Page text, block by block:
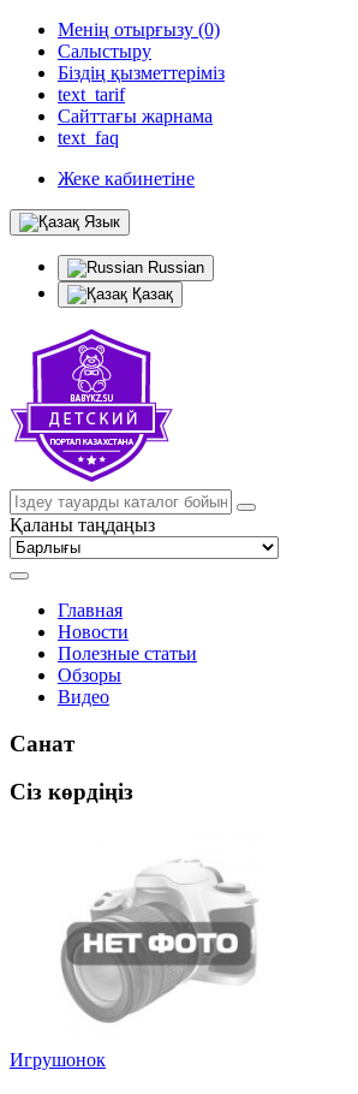
Менің отырғызу (0)
Салыстыру
Біздің қызметтеріміз
text_tarif
Сайттағы жарнама
text_faq
Жеке кабинетіне
Язык
Russian
Қазақ
Қаланы таңдаңыз
Главная
Новости
Полезные статьи
Обзоры
Видео
Санат
Сіз көрдіңіз
Игрушонок